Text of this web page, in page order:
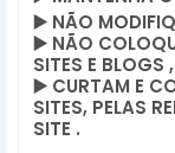
▶️ NÃO
▶️ NÃO
SITES E
▶️ CURTAM E
SITES, PELAS
SITE .